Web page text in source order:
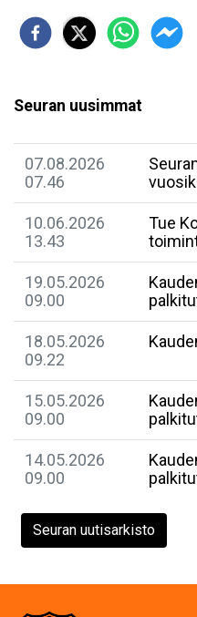
Seuran uusimmat
07.08.2026
07.46
10.06.2026
13.43
Tue
19.05.2026
09.00
18.05.2026
09.22
15.05.2026
09.00
14.05.2026
09.00
Seuran uutisarkisto